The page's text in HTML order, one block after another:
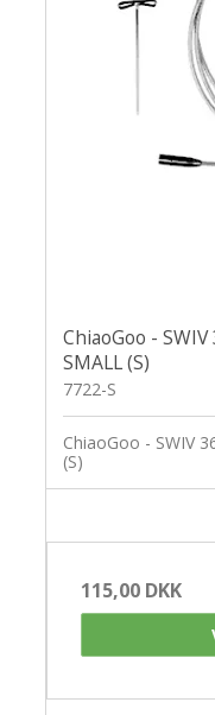
ChiaoGoo -
SMALL (S)
7722-S
ChiaoGoo - SWIV
(S)
115,00 DKK